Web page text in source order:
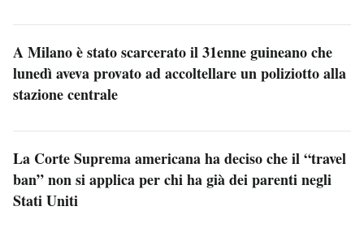
A Milano è stato scarcerato il 31enne guineano che
lunedì aveva provato ad accoltellare un poliziotto alla
stazione centrale
La Corte Suprema americana ha deciso che il “travel
ban” non si applica per chi ha già dei parenti negli
Stati Uniti